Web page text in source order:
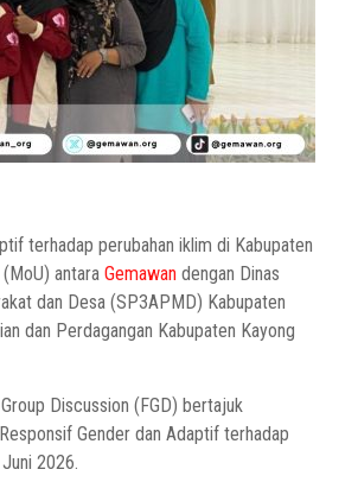
terhadap perubahan iklim di Kabupaten
antara Gemawan dengan Dinas
dan Desa (SP3APMD) Kabupaten
dan Perdagangan Kabupaten Kayong
Discussion (FGD) bertajuk
Gender dan Adaptif terhadap
2026.